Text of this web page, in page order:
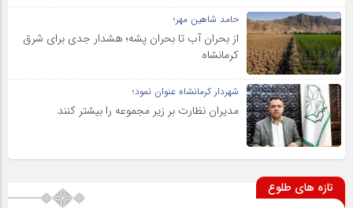
حامد شاهین مهر؛
از بحران آب تا بحران پشه؛ هشدار جدی برای شرق
کرمانشاه
شهردار کرمانشاه عنوان نمود؛
مدیران نظارت بر زیر مجموعه را بیشتر کنند
تازه های طلوع